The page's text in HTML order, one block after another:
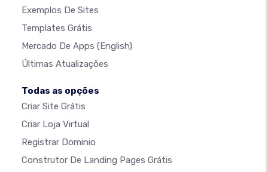
Exemplos De Sites
Templates Grátis
Mercado De Apps (English)
Últimas Atualizações
Todas as opções
Criar Site Grátis
Criar Loja Virtual
Registrar Dominio
Construtor De Landing Pages Grátis